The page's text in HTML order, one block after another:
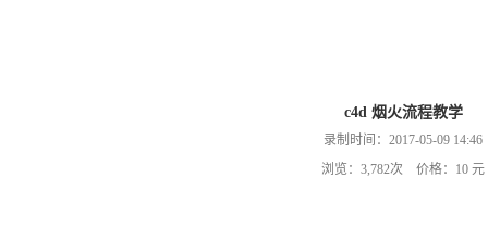
c4d 烟火流程教学
录制时间：2017-05-09 14:46
浏览：3,782次 价格：10 元